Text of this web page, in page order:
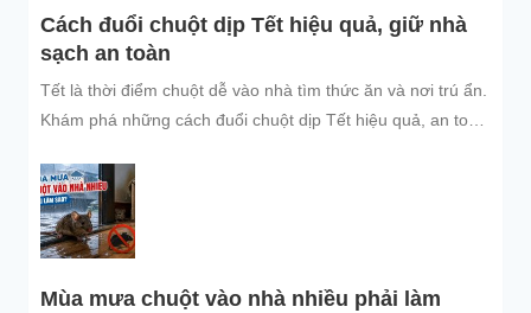
Cách đuổi chuột dịp Tết hiệu quả, giữ nhà
sạch an toàn
Tết là thời điểm chuột dễ vào nhà tìm thức ăn và nơi trú ẩn.
Khám phá những cách đuổi chuột dịp Tết hiệu quả, an toàn
đình và đón năm mới an tâm.
Mùa mưa chuột vào nhà nhiều phải làm